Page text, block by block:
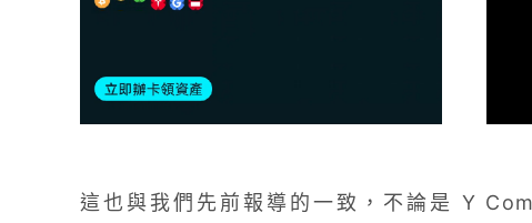
這也與我們先前報導的一致，不論是 Y